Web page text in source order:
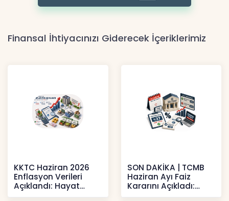
Finansal İhtiyacınızı Giderecek İçeriklerimiz
KKTC Haziran 2026
Enflasyon Verileri
Açıklandı: Hayat
Pahalılığı Yükselişini
SON DAKİKA | TCMB
Haziran Ayı Faiz
Kararını Açıkladı:
Politika Faizi Yüzde